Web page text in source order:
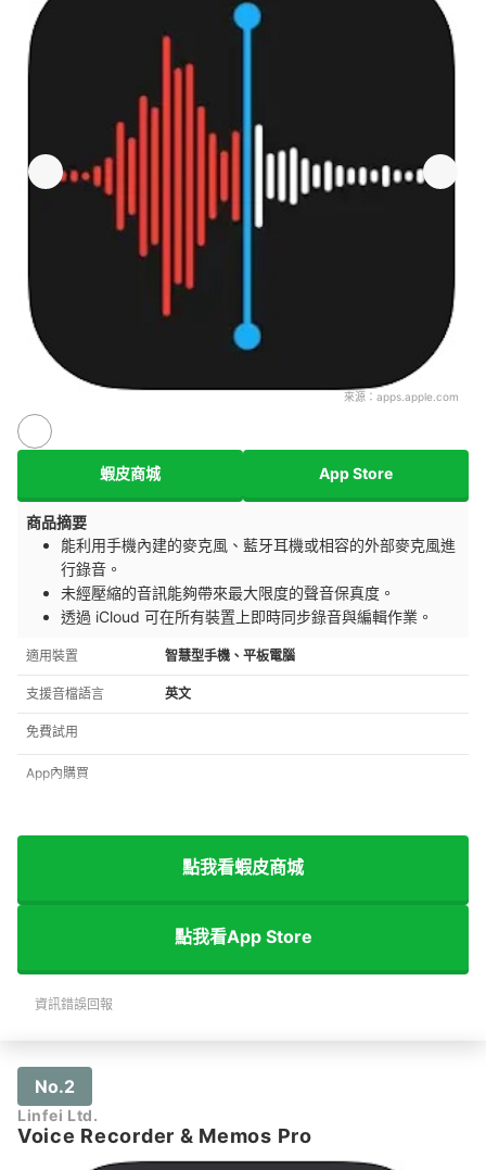
來源： apps.apple.com
蝦皮商城 App Store
商品摘要
能利用手機內建的麥克風、藍牙耳機或相容的外部麥克風進
行錄音。
未經壓縮的音訊能夠帶來最大限度的聲音保真度。
透過 iCloud 可在所有裝置上即時同步錄音與編輯作業。
適用裝置 智慧型手機、平板電腦
支援音檔語言 英文
免費試用
App內購買
點我看蝦皮商城
點我看App Store
資訊錯誤回報
No.2
Linfei Ltd.
Voice Recorder & Memos Pro